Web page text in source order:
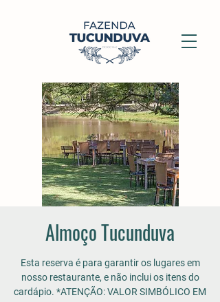
Almoço Tucunduva
Esta reserva é para garantir os lugares em
nosso restaurante, e não inclui os itens do
cardápio. *ATENÇÃO: VALOR SIMBÓLICO EM